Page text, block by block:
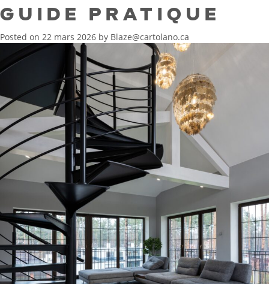
GUIDE PRATIQUE
Posted on 22 mars 2026 by Blaze@cartolano.ca